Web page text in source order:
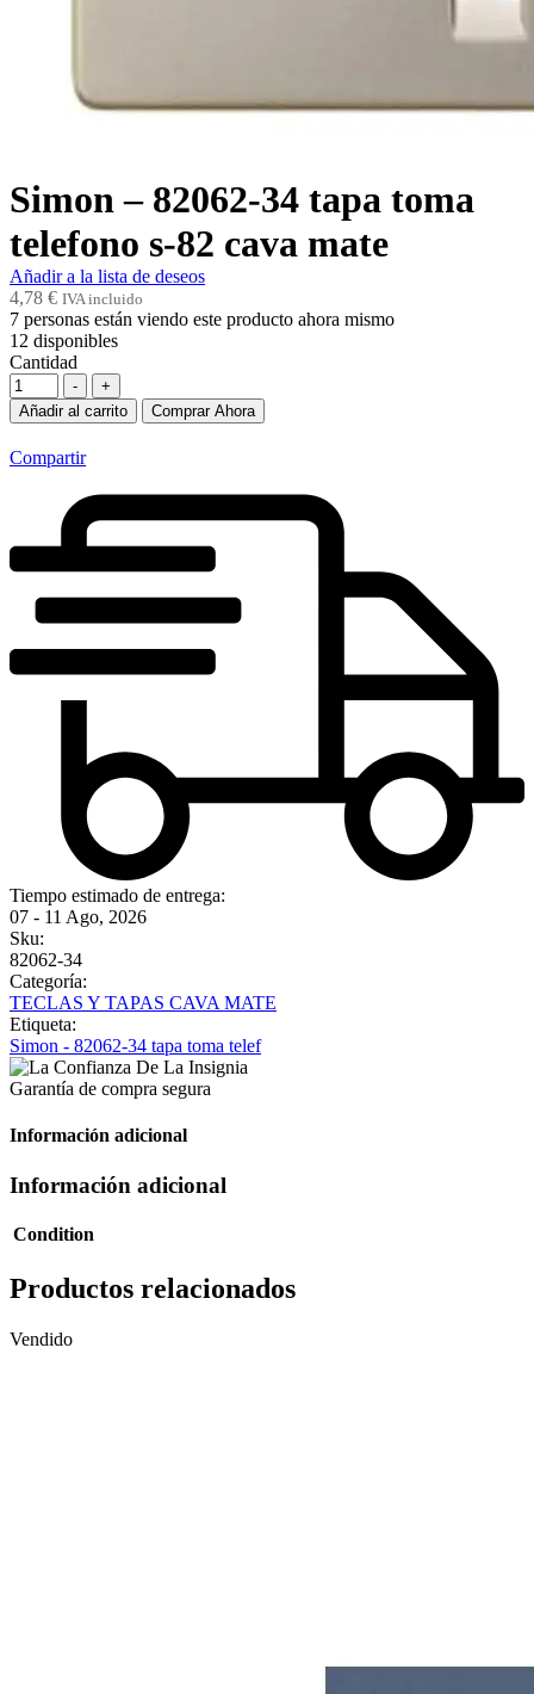
Simon – 82062-34 tapa toma
telefono s-82 cava mate
Añadir a la lista de deseos
4,78 € IVA incluido
7 personas están viendo este producto ahora mismo
12 disponibles
Cantidad
-
+
Añadir al carrito
Comprar Ahora
Compartir
Tiempo estimado de entrega:
07 - 11 Ago, 2026
Sku:
82062-34
Categoría:
TECLAS Y TAPAS CAVA MATE
Etiqueta:
Simon - 82062-34 tapa toma telef
Garantía de compra segura
Información adicional
Información adicional
Condition
Productos relacionados
Vendido